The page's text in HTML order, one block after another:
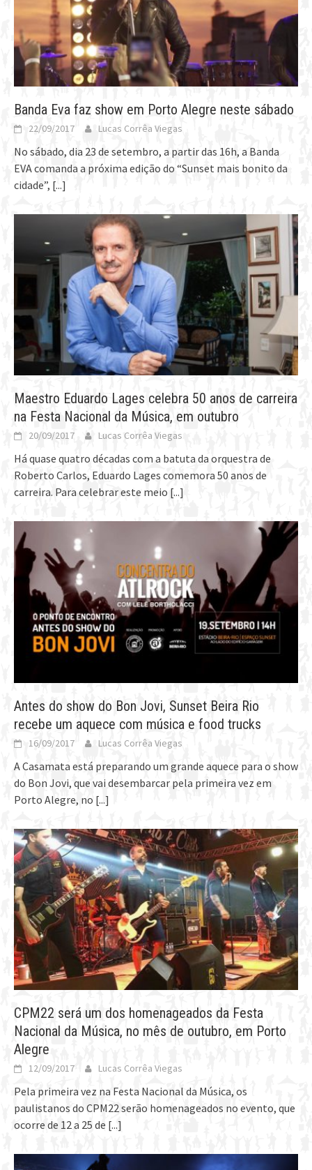
Banda Eva faz show em Porto Alegre neste sábado
22/09/2017 Lucas Corrêa Viegas
No sábado, dia 23 de setembro, a partir das 16h, a Banda
EVA comanda a próxima edição do “Sunset mais bonito da
cidade”, [...]
Maestro Eduardo Lages celebra 50 anos de carreira
na Festa Nacional da Música, em outubro
20/09/2017 Lucas Corrêa Viegas
Há quase quatro décadas com a batuta da orquestra de
Roberto Carlos, Eduardo Lages comemora 50 anos de
carreira. Para celebrar este meio [...]
Antes do show do Bon Jovi, Sunset Beira Rio
recebe um aquece com música e food trucks
16/09/2017 Lucas Corrêa Viegas
A Casamata está preparando um grande aquece para o show
do Bon Jovi, que vai desembarcar pela primeira vez em
Porto Alegre, no [...]
CPM22 será um dos homenageados da Festa
Nacional da Música, no mês de outubro, em Porto
Alegre
12/09/2017 Lucas Corrêa Viegas
Pela primeira vez na Festa Nacional da Música, os
paulistanos do CPM22 serão homenageados no evento, que
ocorre de 12 a 25 de [...]